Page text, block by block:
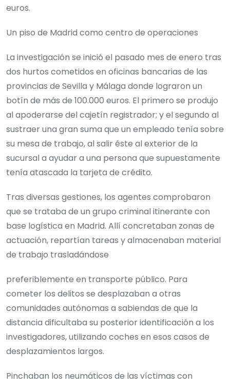
euros.
Un piso de Madrid como centro de operaciones
La investigación se inició el pasado mes de enero tras
dos hurtos cometidos en oficinas bancarias de las
provincias de Sevilla y Málaga donde lograron un
botín de más de 100.000 euros. El primero se produjo
al apoderarse del cajetín registrador; y el segundo al
sustraer una gran suma que un empleado tenía sobre
su mesa de trabajo, al salir éste al exterior de la
sucursal a ayudar a una persona que supuestamente
tenía atascada la tarjeta de crédito.
Tras diversas gestiones, los agentes comprobaron
que se trataba de un grupo criminal itinerante con
base logística en Madrid. Allí concretaban zonas de
actuación, repartían tareas y almacenaban material
de trabajo trasladándose
preferiblemente en transporte público. Para
cometer los delitos se desplazaban a otras
comunidades autónomas a sabiendas de que la
distancia dificultaba su posterior identificación a los
investigadores, utilizando coches en esos casos de
desplazamientos largos.
Pinchaban los neumáticos de las víctimas con